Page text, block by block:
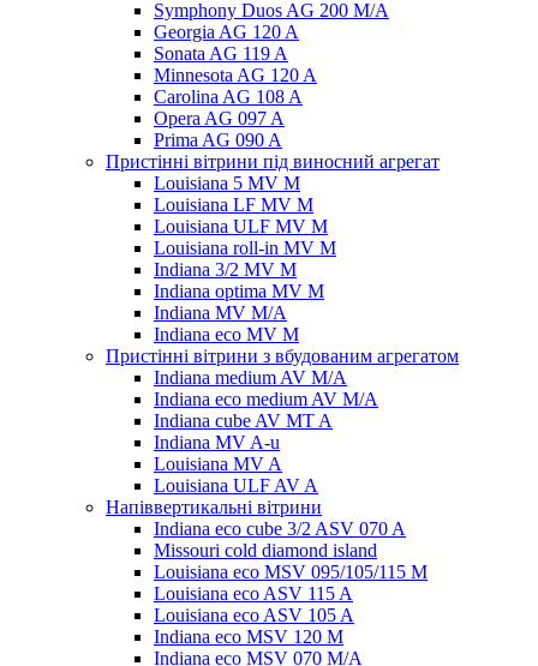
Symphony Duos AG 200 M/A
Georgia AG 120 A
Sonata AG 119 A
Minnesota AG 120 A
Carolina AG 108 A
Opera AG 097 A
Prima AG 090 A
Пристінні вітрини під виносний агрегат
Louisiana 5 MV M
Louisiana LF MV M
Louisiana ULF MV M
Louisiana roll-in MV M
Indiana 3/2 MV M
Indiana optima MV M
Indiana MV M/A
Indiana eco MV M
Пристінні вітрини з вбудованим агрегатом
Indiana medium AV M/A
Indiana eco medium AV M/A
Indiana cube AV MT A
Indiana MV A-u
Louisiana MV A
Louisiana ULF AV A
Напіввертикальні вітрини
Indiana eco cube 3/2 ASV 070 A
Missouri cold diamond island
Louisiana eco MSV 095/105/115 M
Louisiana eco ASV 115 A
Louisiana eco ASV 105 A
Indiana eco MSV 120 M
Indiana eco MSV 070 M/A